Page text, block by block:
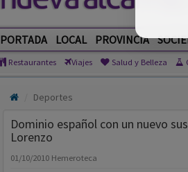
PORTADA LOCAL PROVINCIA
Restaurantes Viajes Salud y Belleza
Deportes
Dominio español con un nuevo
Lorenzo
01/10/2010 Hemeroteca